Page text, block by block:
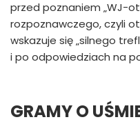
przed poznaniem „WJ-
rozpoznawczego, czyli
wskazuje się „silnego
i po odpowiedziach na
GRAMY O